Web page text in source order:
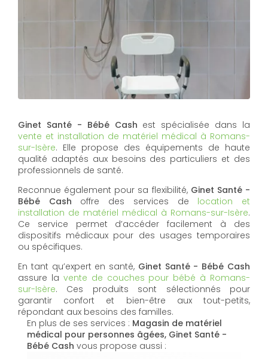
Ginet Santé - Bébé Cash est spécialisée dans la
vente et installation de matériel médical à Romans-
sur-Isère. Elle propose des équipements de haute
qualité adaptés aux besoins des particuliers et des
professionnels de santé.
Reconnue également pour sa flexibilité, Ginet Santé -
Bébé Cash offre des services de location et
installation de matériel médical à Romans-sur-Isère.
Ce service permet d’accéder facilement à des
dispositifs médicaux pour des usages temporaires
ou spécifiques.
En tant qu’expert en santé, Ginet Santé - Bébé Cash
assure la vente de couches pour bébé à Romans-
sur-Isère. Ces produits sont sélectionnés pour
garantir confort et bien-être aux tout-petits,
répondant aux besoins des familles.
En plus de ses services : Magasin de matériel
médical pour personnes âgées, Ginet Santé -
Bébé Cash vous propose aussi :